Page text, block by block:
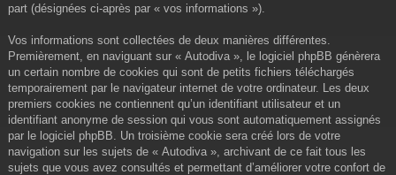
part (désignées ci-après par « vos informations »).
Vos informations sont collectées de deux manières différentes.
Premièrement, en naviguant sur « Autodiva », le logiciel phpBB génèrera
un certain nombre de cookies qui sont de petits fichiers téléchargés
temporairement par le navigateur internet de votre ordinateur. Les deux
premiers cookies ne contiennent qu’un identifiant utilisateur et un
identifiant anonyme de session qui vous sont automatiquement assignés
par le logiciel phpBB. Un troisième cookie sera créé lors de votre
navigation sur les sujets de « Autodiva », archivant de ce fait tous les
sujets que vous avez consultés et permettant d’améliorer votre confort de